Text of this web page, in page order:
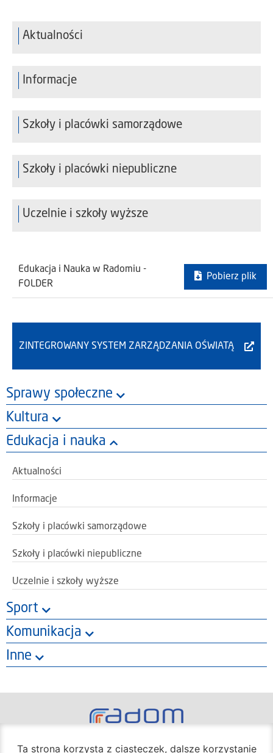
Sprawy społeczne
Kultura
Edukacja i nauka
Aktualności
Informacje
Szkoły i placówki samorządowe
Szkoły i placówki niepubliczne
Uczelnie i szkoły wyższe
Sport
Komunikacja
Inne
Aktualności
Informacje
Szkoły i placówki samorządowe
Szkoły i placówki niepubliczne
Uczelnie i szkoły wyższe
Edukacja i Nauka w Radomiu -
FOLDER
Pobierz plik
ZINTEGROWANY SYSTEM ZARZĄDZANIA OŚWIATĄ
Oficjalny portal miasta Radom
Ta strona korzysta z ciasteczek, dalsze korzystanie